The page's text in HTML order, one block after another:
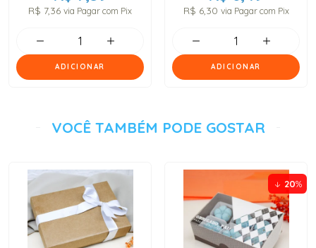
R$ 7,36 via Pagar com Pix
ADICIONAR
R$ 6,30 via Pagar com Pix
ADICIONAR
VOCÊ TAMBÉM PODE GOSTAR
20%